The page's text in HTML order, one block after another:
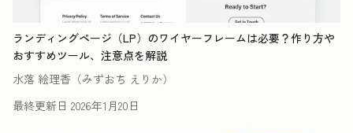
ランディングページ（LP）のワイヤーフレームは必要？作り方や
おすすめツール、注意点を解説
水落 絵理香（みずおち えりか）
最終更新日 2026年1月20日